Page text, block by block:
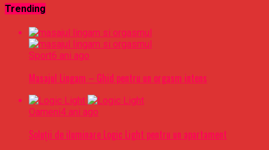
Trending
Sport6 ani ago
Masajul Lingam – Ghid pentru un orgasm intens
Oameni4 ani ago
Soluții de iluminare Logic Light pentru un apartament